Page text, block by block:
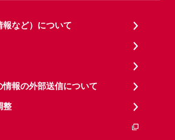
など）について
報の外部送信について
整